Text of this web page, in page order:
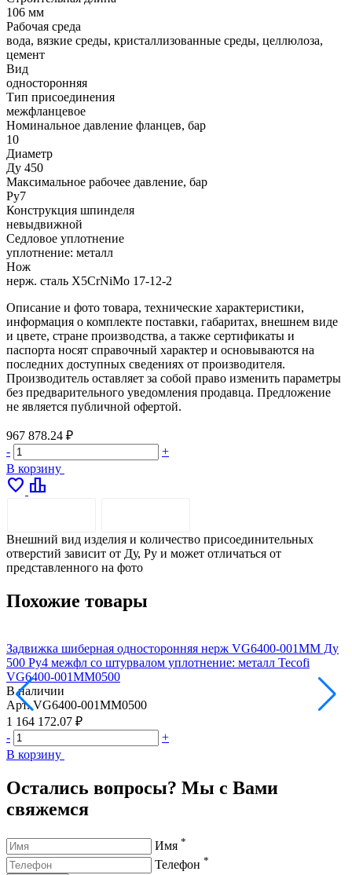
106 мм
Рабочая среда
вода, вязкие среды, кристаллизованные среды, целлюлоза,
цемент
Вид
односторонняя
Тип присоединения
межфланцевое
Номинальное давление фланцев, бар
10
Диаметр
Ду 450
Максимальное рабочее давление, бар
Ру7
Конструкция шпинделя
невыдвижной
Седловое уплотнение
уплотнение: металл
Нож
нерж. сталь X5CrNiMo 17-12-2
Описание и фото товара, технические характеристики,
информация о комплекте поставки, габаритах, внешнем виде
и цвете, стране производства, а также сертификаты и
паспорта носят справочный характер и основываются на
последних доступных сведениях от производителя.
Производитель оставляет за собой право изменить параметры
без предварительного уведомления продавца. Предложение
не является публичной офертой.
967 878.24 ₽
-
+
В корзину
favorite leaderboard
Внешний вид изделия и количество присоединительных
отверстий зависит от Ду, Pу и может отличаться от
представленного на фото
Похожие товары
Задвижка шиберная односторонняя нерж VG6400-001MM Ду
500 Ру4 межфл со штурвалом уплотнение: металл Tecofi
VG6400-001MM0500
В наличии
Арт. VG6400-001MM0500
1 164 172.07 ₽
-
+
В корзину
Остались вопросы? Мы с Вами
свяжемся
Имя *
Телефон *